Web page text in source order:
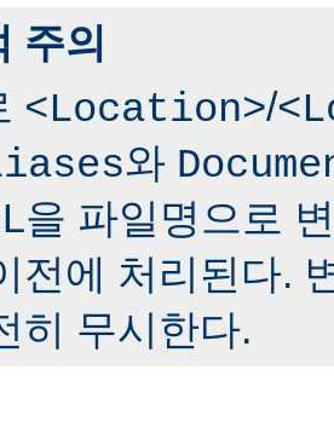
주의
<Location>/
와
을 파일명으로
전에 처리된다.
히 무시한다.